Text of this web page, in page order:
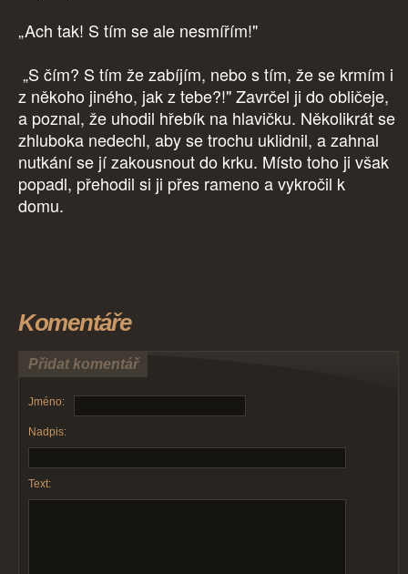
„Ach tak! S tím se ale nesmířím!"
„S čím? S tím že zabíjím, nebo s tím, že se krmím i
z někoho jiného, jak z tebe?!" Zavrčel ji do obličeje,
a poznal, že uhodil hřebík na hlavičku. Několikrát se
zhluboka nedechl, aby se trochu uklidnil, a zahnal
nutkání se jí zakousnout do krku. Místo toho ji však
popadl, přehodil si ji přes rameno a vykročil k
domu.
Komentáře
Přidat komentář
Jméno:
Nadpis:
Text: